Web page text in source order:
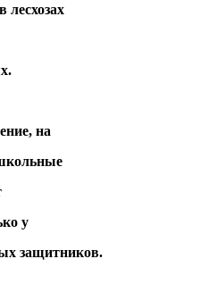
лесхозах
на
у
защитников.